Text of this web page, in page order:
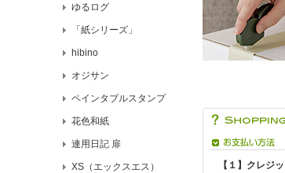
ゆるログ
「紙シリーズ」
hibino
オジサン
ペインタブルスタンプ
花色和紙
連用日記 扉
XS（エックスエス） 【１】クレジ